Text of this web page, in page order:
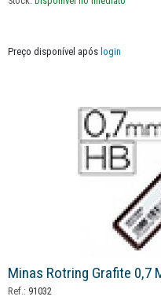
Preço disponível após login
Minas Rotring Grafite 0,7
Ref.: 91032